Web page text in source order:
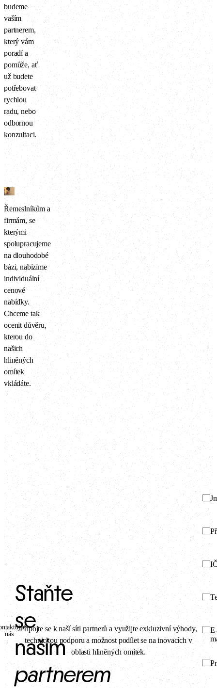
budeme
vaším
partnerem,
který vám
poradí a
pomůže, ať
už budete
potřebovat
rychlou
radu, nebo
odbornou
konzultaci.
Řemeslníkům a
firmám, se
kterými
spolupracujeme
na dlouhodobé
bázi, nabízíme
individuální
cenové
nabídky.
Chceme tak
ocenit důvěru,
kterou do
našich
hliněných
omítek
vkládáte.
nás
Staňte
se
naším
partnerem
Připojte se k naší síti partnerů a využijte exkluzivní výhody,
technickou podporu a možnost podílet se na inovacích v
oblasti hliněných omítek.
E-